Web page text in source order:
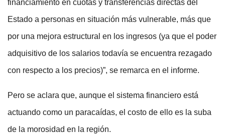
financiamiento en cuotas y transferencias directas del
Estado a personas en situación más vulnerable, más que
por una mejora estructural en los ingresos (ya que el poder
adquisitivo de los salarios todavía se encuentra rezagado
con respecto a los precios)”, se remarca en el informe.
Pero se aclara que, aunque el sistema financiero está
actuando como un paracaídas, el costo de ello es la suba
de la morosidad en la región.